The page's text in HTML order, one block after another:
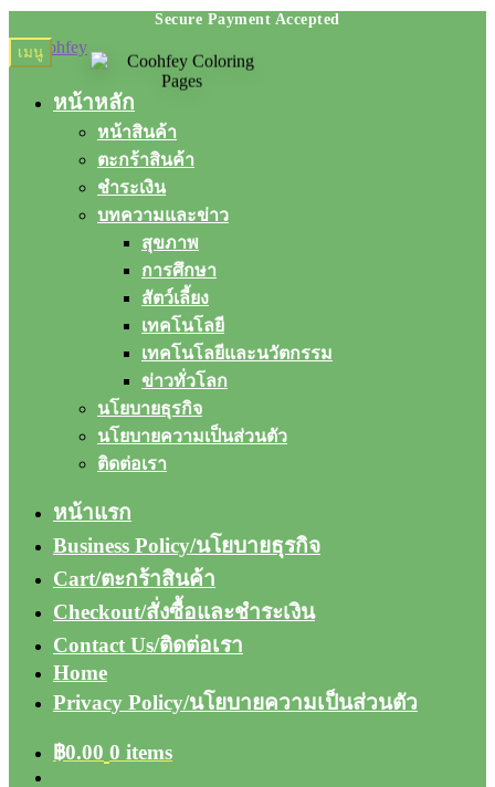
Skip
to
Skip
to
เมนู
หน้าหลัก
หน้าสินค้า
ตะกร้าสินค้า
ชำระเงิน
บทความและข่าว
สุขภาพ
การศึกษา
สัตว์เลี้ยง
เทคโนโลยี
เทคโนโลยีและนวัตกรรม
ข่าวทั่วโลก
นโยบายธุรกิจ
นโยบายความเป็นส่วนตัว
ติดต่อเรา
หน้าแรก
Business Policy/นโยบายธุรกิจ
Cart/ตะกร้าสินค้า
Checkout/สั่งซื้อและชำระเงิน
Contact Us/ติดต่อเรา
Home
Privacy Policy/นโยบายความเป็นส่วนตัว
฿0.00 0 items